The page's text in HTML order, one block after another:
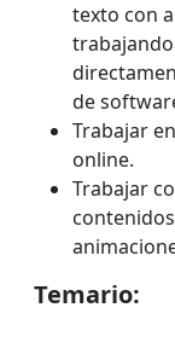
texto con
de
Trabajar
online.
Trabajar
Temario: